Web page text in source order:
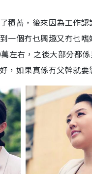
積蓄，後來因為工作
一個冇乜興趣又冇乜
左右，之後大部分都
，如果真係冇父幹就要